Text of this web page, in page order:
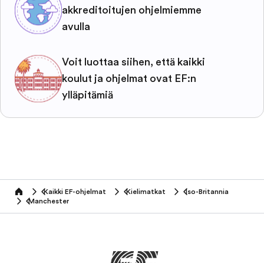
akkreditoitujen ohjelmiemme
avulla
Voit luottaa siihen, että kaikki
koulut ja ohjelmat ovat EF:n
ylläpitämiä
home Kaikki EF-ohjelmat Kielimatkat
Iso-Britannia
Manchester